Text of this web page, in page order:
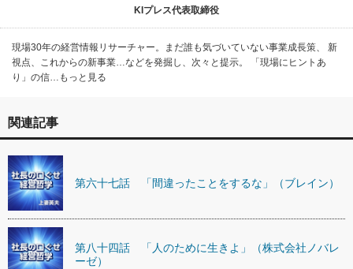
KIプレス代表取締役
現場30年の経営情報リサーチャー。まだ誰も気づいていない事業成長策、 新
視点、これからの新事業…などを発掘し、次々と提示。 「現場にヒントあ
り」の信…もっと見る
関連記事
第六十七話 「間違ったことをするな」（ブレイン）
第八十四話 「人のために生きよ」（株式会社ノバレ
ーゼ）